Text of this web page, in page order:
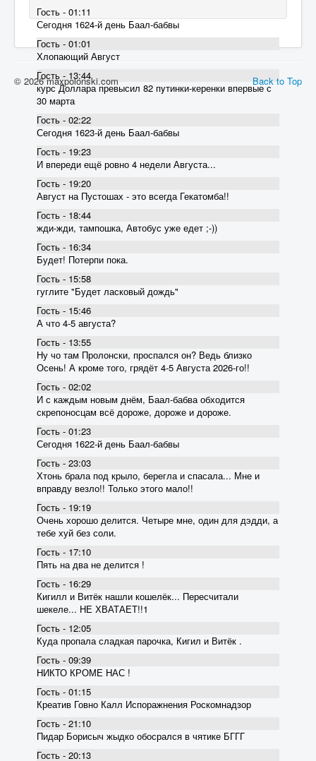
Гость - 01:11
Сегодня 1624-й день Баал-бабвы
Гость - 01:01
Хлопающий Август
Гость - 13:44
курс Доллара превысил 82 пyтинки-керенки впервые с
30 марта
Гость - 02:22
Сегодня 1623-й день Баал-бабвы
Гость - 19:23
И впереди ещё ровно 4 недели Августа...
Гость - 19:20
Август на Пустошах - это всегда Гекатомба!!
Гость - 18:44
жди-жди, тампошка, Автобус уже едет ;-))
Гость - 16:34
Будет! Потерпи пока.
Гость - 15:58
гуглите "Будет ласковый дождь"
Гость - 15:46
А что 4-5 августа?
Гость - 13:55
Ну чо там Пролонски, проспался он? Ведь близко
Осень! А кроме того, грядёт 4-5 Августа 2026-го!!
Гость - 02:02
И с каждым новым днём, Баал-бабва обходится
скрепоносцам всё дороже, дороже и дороже.
Гость - 01:23
Сегодня 1622-й день Баал-бабвы
Гость - 23:03
Хтонь брала под крыло, берегла и спасала... Мне и
вправду везло!! Только этого мало!!
Гость - 19:19
Очень хорошо делится. Четыре мне, один для дэдди, а
тебе хуй без соли.
Гость - 17:10
Пять на два не делится !
Гость - 16:29
Кигилл и Витёк нашли кошелёк... Пересчитали
шекеле... НЕ ХВАТАЕТ!!1
Гость - 12:05
Куда пропала сладкая парочка, Кигил и Витёк .
Гость - 09:39
НИКТО КРОМЕ НАС !
Гость - 01:15
Креатив Говно Калл Испоражнения Роскомнадзор
Гость - 21:10
Пидар Борисыч жыдко обосрался в чятике БГГГ
Гость - 20:13
Back to Top
© 2026 maxpolonski.com